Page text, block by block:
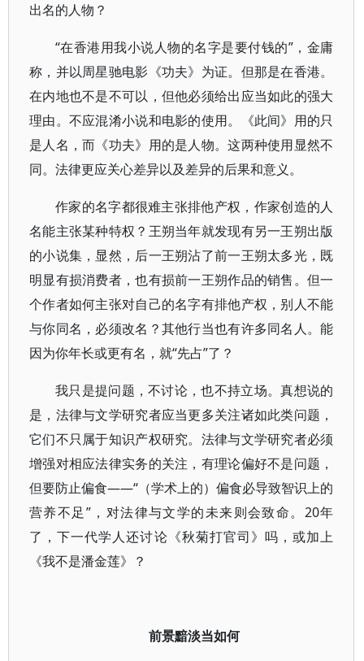
出名的人物？
“在香港用我小说人物的名字是要付钱的”，金庸
称，并以周星驰电影《功夫》为证。但那是在香港。
在内地也不是不可以，但他必须给出应当如此的强大
理由。不应混淆小说和电影的使用。《此间》用的只
是人名，而《功夫》用的是人物。这两种使用显然不
同。法律更应关心差异以及差异的后果和意义。
作家的名字都很难主张排他产权，作家创造的人
名能主张某种特权？王朔当年就发现有另一王朔出版
的小说集，显然，后一王朔沾了前一王朔太多光，既
明显有损消费者，也有损前一王朔作品的销售。但一
个作者如何主张对自己的名字有排他产权，别人不能
与你同名，必须改名？其他行当也有许多同名人。能
因为你年长或更有名，就“先占”了？
我只是提问题，不讨论，也不持立场。真想说的
是，法律与文学研究者应当更多关注诸如此类问题，
它们不只属于知识产权研究。法律与文学研究者必须
增强对相应法律实务的关注，有理论偏好不是问题，
但要防止偏食——“（学术上的）偏食必导致智识上的
营养不足”，对法律与文学的未来则会致命。20年
了，下一代学人还讨论《秋菊打官司》吗，或加上
《我不是潘金莲》？
前景黯淡当如何